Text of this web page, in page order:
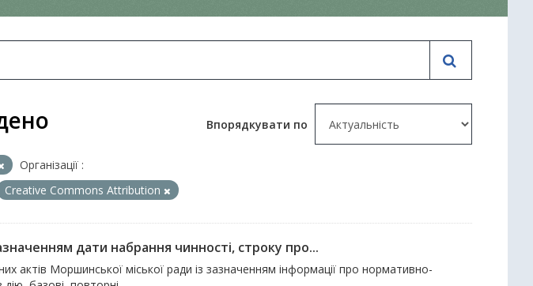
Впорядкувати по
Організації :
Creative Commons Attribution
дати набрання чинності, строку про...
актів Моршинської міської ради із зазначенням інформації про нормативно-